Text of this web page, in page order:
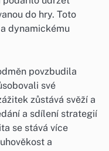
do hry. Toto
dynamickému
povzbudila
své
zůstává svěží a
a sdílení strategií
se stává více
a